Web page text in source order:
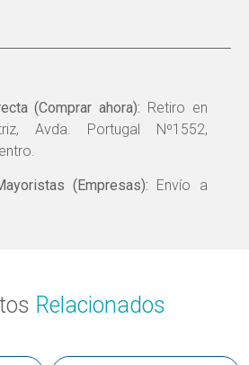
(Comprar ahora): Retiro en
Avda. Portugal Nº1552,
(Empresas): Envío a
Relacionados